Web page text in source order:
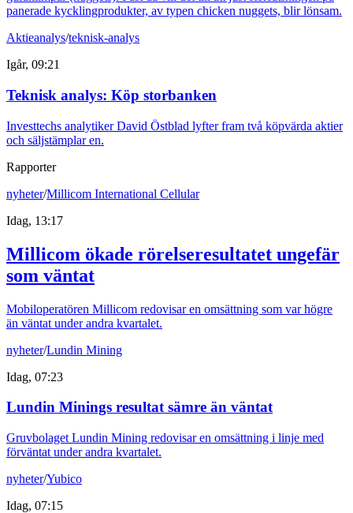
panerade kycklingprodukter, av typen chicken nuggets, blir lönsam.
Aktieanalys/teknisk-analys
Igår, 09:21
Teknisk analys: Köp storbanken
Investtechs analytiker David Östblad lyfter fram två köpvärda aktier
och säljstämplar en.
Rapporter
nyheter/Millicom International Cellular
Idag, 13:17
Millicom ökade rörelseresultatet ungefär
som väntat
Mobiloperatören Millicom redovisar en omsättning som var högre
än väntat under andra kvartalet.
nyheter/Lundin Mining
Idag, 07:23
Lundin Minings resultat sämre än väntat
Gruvbolaget Lundin Mining redovisar en omsättning i linje med
förväntat under andra kvartalet.
nyheter/Yubico
Idag, 07:15